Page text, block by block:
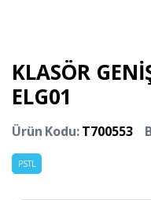
KLASÖR
ELG01
Ürün Kodu:T700553
PSTL